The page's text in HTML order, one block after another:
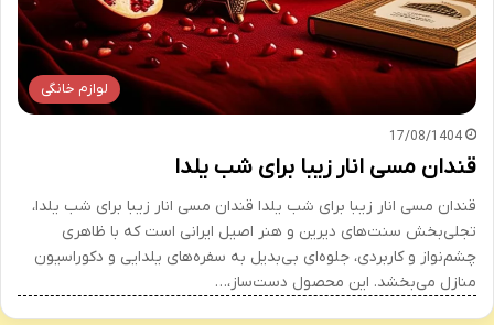
لوازم خانگی
17/08/1404
قندان مسی انار زیبا برای شب یلدا
قندان مسی انار زیبا برای شب یلدا قندان مسی انار زیبا برای شب یلدا،
تجلی‌بخش سنت‌های دیرین و هنر اصیل ایرانی است که با ظاهری
چشم‌نواز و کاربردی، جلوه‌ای بی‌بدیل به سفره‌های یلدایی و دکوراسیون
منازل می‌بخشد. این محصول دست‌ساز،…